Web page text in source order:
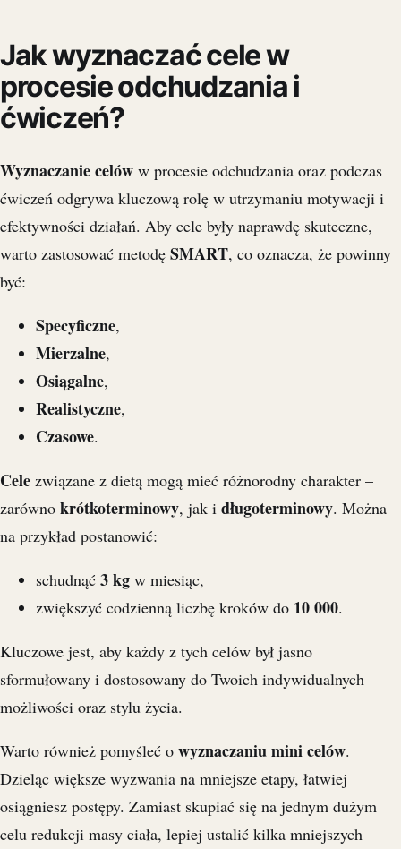
Jak wyznaczać cele w
procesie odchudzania i
ćwiczeń?
Wyznaczanie celów w procesie odchudzania oraz podczas
ćwiczeń odgrywa kluczową rolę w utrzymaniu motywacji i
efektywności działań. Aby cele były naprawdę skuteczne,
warto zastosować metodę SMART, co oznacza, że powinny
być:
Specyficzne,
Mierzalne,
Osiągalne,
Realistyczne,
Czasowe.
Cele związane z dietą mogą mieć różnorodny charakter –
zarówno krótkoterminowy, jak i długoterminowy. Można
na przykład postanowić:
schudnąć 3 kg w miesiąc,
zwiększyć codzienną liczbę kroków do 10 000.
Kluczowe jest, aby każdy z tych celów był jasno
sformułowany i dostosowany do Twoich indywidualnych
możliwości oraz stylu życia.
Warto również pomyśleć o wyznaczaniu mini celów.
Dzieląc większe wyzwania na mniejsze etapy, łatwiej
osiągniesz postępy. Zamiast skupiać się na jednym dużym
celu redukcji masy ciała, lepiej ustalić kilka mniejszych